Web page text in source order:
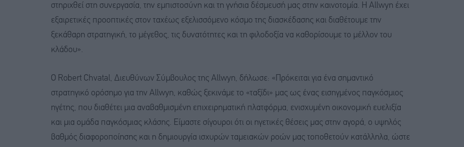
στηριχθεί στη συνεργασία, την εμπιστοσύνη και τη γνήσια δέσμευσή μας στην καινοτομία. Η Allwyn έχει
εξαιρετικές προοπτικές στον ταχέως εξελισσόμενο κόσμο της διασκέδασης και διαθέτουμε την
ξεκάθαρη στρατηγική, το μέγεθος, τις δυνατότητες και τη φιλοδοξία να καθορίσουμε το μέλλον του
κλάδου».
Ο Robert Chvatal, Διευθύνων Σύμβουλος της Allwyn, δήλωσε: «Πρόκειται για ένα σημαντικό
στρατηγικό ορόσημο για την Allwyn, καθώς ξεκινάμε το «ταξίδι» μας ως ένας εισηγμένος παγκόσμιος
ηγέτης, που διαθέτει μια αναβαθμισμένη επιχειρηματική πλατφόρμα, ενισχυμένη οικονομική ευελιξία
και μια ομάδα παγκόσμιας κλάσης. Είμαστε σίγουροι ότι οι ηγετικές θέσεις μας στην αγορά, ο υψηλός
βαθμός διαφοροποίησης και η δημιουργία ισχυρών ταμειακών ροών μας τοποθετούν κατάλληλα, ώστε